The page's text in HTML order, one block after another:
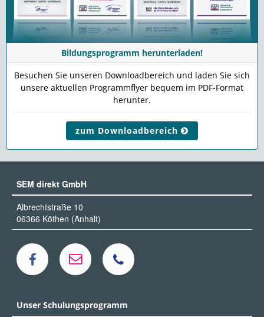
Bildungsprogramm herunterladen!
Besuchen Sie unseren Downloadbereich und laden Sie sich
unsere aktuellen Programmflyer bequem im PDF-Format
herunter.
zum Downloadbereich
SEM direkt GmbH
Albrechtstraße 10
06366 Köthen (Anhalt)
Unser Schulungsprogramm